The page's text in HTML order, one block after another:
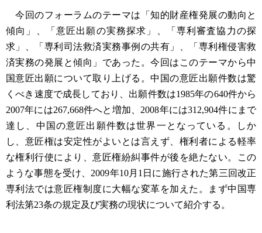
今回のフォーラムのテーマは「知的財産権発展の動向と
傾向」、「意匠出願の実務探求」、「専利審査協力の探
求」、「専利司法救済実務事例の共有」、「専利権侵害救
済実務の発展と傾向」であった。今回はこのテーマから中
国意匠出願について取り上げる。中国の意匠出願件数は驚
くべき速度で成長しており、出願件数は1985年の640件から
2007年には267,668件へと増加、2008年には312,904件にまで
達し、中国の意匠出願件数は世界一となっている。しか
し、意匠権は安定性がよいとは言えず、権利者による軽率
な権利行使により、意匠権紛糾事件が後を絶たない。この
ような事態を受け、2009年10月1日に施行された第三回改正
専利法では意匠権制度に大幅な変革を加えた。まず中国専
利法第23条の規定及び実務の現状について紹介する。